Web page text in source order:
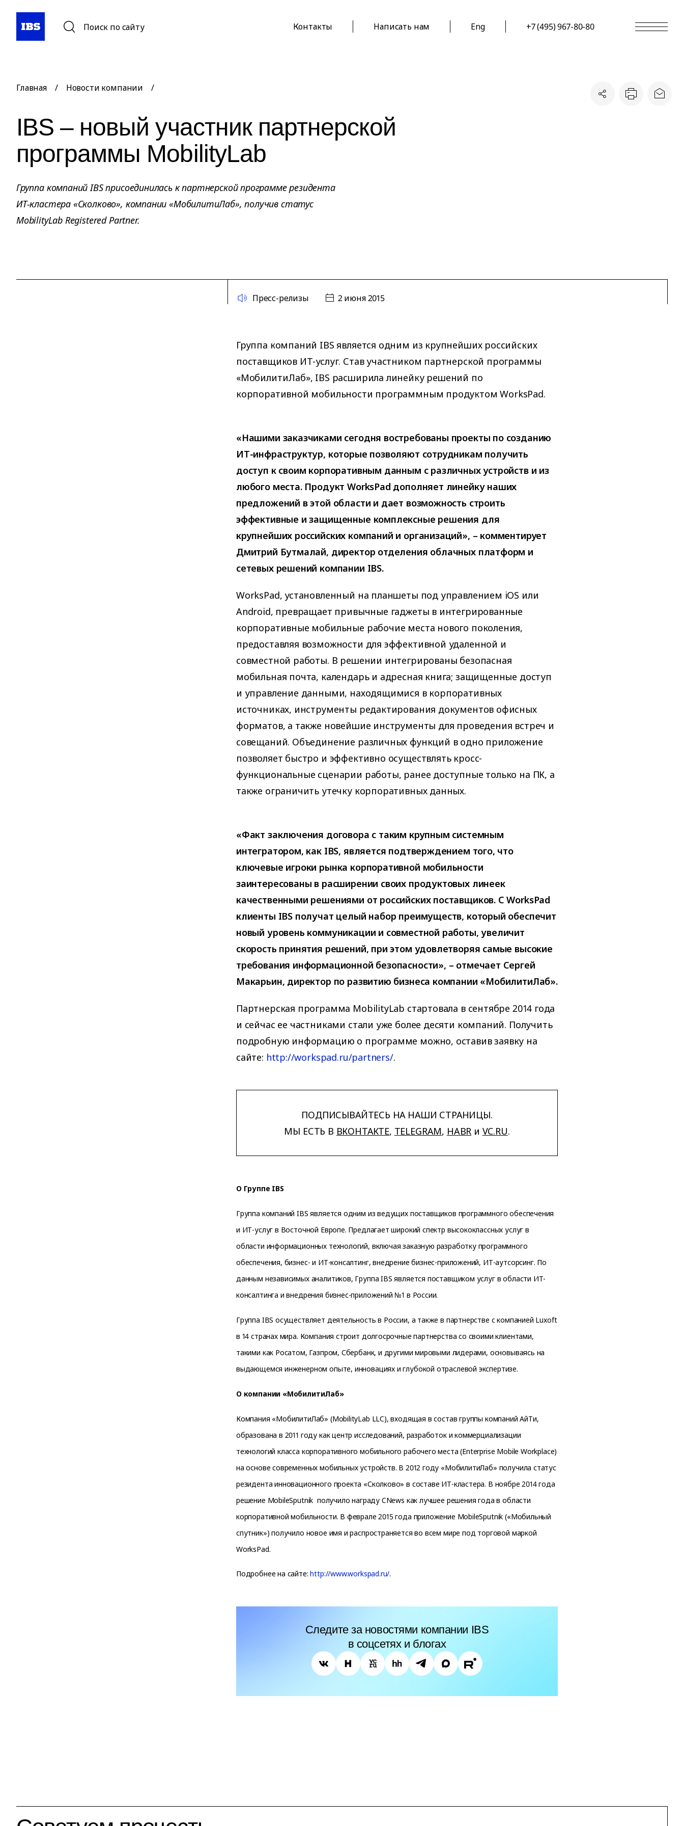
Поиск по сайту Контакты Написать нам Eng +7 (495) 967-80-80
Главная / Новости компании /
IBS – новый участник партнерской
программы MobilityLab
Группа компаний IBS присоединилась к партнерской программе резидента
ИТ-кластера «Сколково», компании «МобилитиЛаб», получив статус
MobilityLab Registered Partner.
Пресс-релизы 2 июня 2015
Группа компаний IBS является одним из крупнейших российских
поставщиков ИТ-услуг. Став участником партнерской программы
«МобилитиЛаб», IBS расширила линейку решений по
корпоративной мобильности программным продуктом WorksPad.
«Нашими заказчиками сегодня востребованы проекты по созданию
ИТ-инфраструктур, которые позволяют сотрудникам получить
доступ к своим корпоративным данным с различных устройств и из
любого места. Продукт WorksPad дополняет линейку наших
предложений в этой области и дает возможность строить
эффективные и защищенные комплексные решения для
крупнейших российских компаний и организаций», – комментирует
Дмитрий Бутмалай, директор отделения облачных платформ и
сетевых решений компании IBS.
WorksPad, установленный на планшеты под управлением iOS или
Android, превращает привычные гаджеты в интегрированные
корпоративные мобильные рабочие места нового поколения,
предоставляя возможности для эффективной удаленной и
совместной работы. В решении интегрированы безопасная
мобильная почта, календарь и адресная книга; защищенные доступ
и управление данными, находящимися в корпоративных
источниках, инструменты редактирования документов офисных
форматов, а также новейшие инструменты для проведения встреч и
совещаний. Объединение различных функций в одно приложение
позволяет быстро и эффективно осуществлять кросс-
функциональные сценарии работы, ранее доступные только на ПК, а
также ограничить утечку корпоративных данных.
«Факт заключения договора с таким крупным системным
интегратором, как IBS, является подтверждением того, что
ключевые игроки рынка корпоративной мобильности
заинтересованы в расширении своих продуктовых линеек
качественными решениями от российских поставщиков. C WorksPad
клиенты IBS получат целый набор преимуществ, который обеспечит
новый уровень коммуникации и совместной работы, увеличит
скорость принятия решений, при этом удовлетворяя самые высокие
требования информационной безопасности», – отмечает Сергей
Макарьин, директор по развитию бизнеса компании «МобилитиЛаб».
Партнерская программа MobilityLab стартовала в сентябре 2014 года
и сейчас ее частниками стали уже более десяти компаний. Получить
подробную информацию о программе можно, оставив заявку на
сайте: http://workspad.ru/partners/.
ПОДПИСЫВАЙТЕСЬ НА НАШИ СТРАНИЦЫ.
МЫ ЕСТЬ В ВКОНТАКТЕ, TELEGRAM, HABR и VC.RU.
О Группе IBS
Группа компаний IBS является одним из ведущих поставщиков программного обеспечения
и ИТ-услуг в Восточной Европе. Предлагает широкий спектр высококлассных услуг в
области информационных технологий, включая заказную разработку программного
обеспечения, бизнес- и ИТ-консалтинг, внедрение бизнес-приложений, ИТ-аутсорсинг. По
данным независимых аналитиков, Группа IBS является поставщиком услуг в области ИТ-
консалтинга и внедрения бизнес-приложений №1 в России.
Группа IBS осуществляет деятельность в России, а также в партнерстве с компанией Luxoft
в 14 странах мира. Компания строит долгосрочные партнерства со своими клиентами,
такими как Росатом, Газпром, Сбербанк, и другими мировыми лидерами, основываясь на
выдающемся инженерном опыте, инновациях и глубокой отраслевой экспертизе.
О компании «МобилитиЛаб»
Компания «МобилитиЛаб» (MobilityLab LLC), входящая в состав группы компаний АйТи,
образована в 2011 году как центр исследований, разработок и коммерциализации
технологий класса корпоративного мобильного рабочего места (Enterprise Mobile Workplace)
на основе современных мобильных устройств. В 2012 году «МобилитиЛаб» получила статус
резидента инновационного проекта «Сколково» в составе ИТ-кластера. В ноябре 2014 года
решение MobileSputnik получило награду CNews как лучшее решения года в области
корпоративной мобильности. В феврале 2015 года приложение MobileSputnik («Мобильный
спутник») получило новое имя и распространяется во всем мире под торговой маркой
WorksPad.
Подробнее на сайте:http://www.workspad.ru/.
Следите за новостями компании IBS
в соцсетях и блогах